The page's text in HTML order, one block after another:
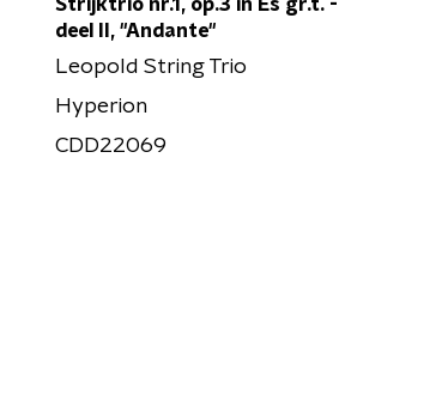
Strijktrio nr.1, op.3 in Es gr.t. -
deel II, "Andante"
Leopold String Trio
Hyperion
CDD22069